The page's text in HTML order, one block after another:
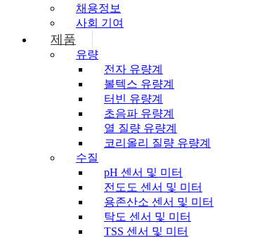
채용정보
사회 기여
제품
유량
전자 유량계
볼텍스 유량계
터빈 유량계
초음파 유량계
열 질량 유량계
코리올리 질량 유량계
수질
pH 센서 및 미터
전도도 센서 및 미터
용존산소 센서 및 미터
탁도 센서 및 미터
TSS 센서 및 미터